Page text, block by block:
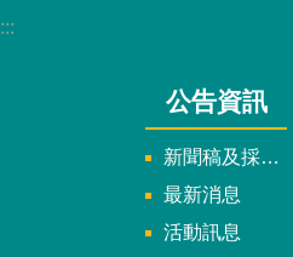
:::
公告資訊
新聞稿及採訪通知
最新消息
活動訊息